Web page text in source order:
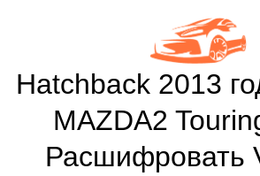
Hatchback 2013
MAZDA2
Расшифровать